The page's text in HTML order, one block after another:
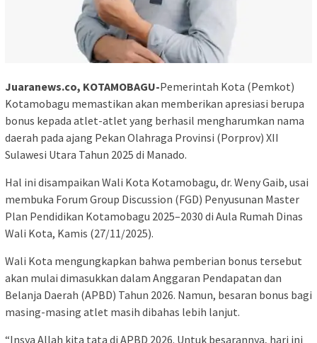
Juaranews.co, KOTAMOBAGU-Pemerintah Kota (Pemkot)
Kotamobagu memastikan akan memberikan apresiasi berupa
bonus kepada atlet-atlet yang berhasil mengharumkan nama
daerah pada ajang Pekan Olahraga Provinsi (Porprov) XII
Sulawesi Utara Tahun 2025 di Manado.
Hal ini disampaikan Wali Kota Kotamobagu, dr. Weny Gaib, usai
membuka Forum Group Discussion (FGD) Penyusunan Master
Plan Pendidikan Kotamobagu 2025–2030 di Aula Rumah Dinas
Wali Kota, Kamis (27/11/2025).
Wali Kota mengungkapkan bahwa pemberian bonus tersebut
akan mulai dimasukkan dalam Anggaran Pendapatan dan
Belanja Daerah (APBD) Tahun 2026. Namun, besaran bonus bagi
masing-masing atlet masih dibahas lebih lanjut.
“Insya Allah kita tata di APBD 2026. Untuk besarannya, hari ini